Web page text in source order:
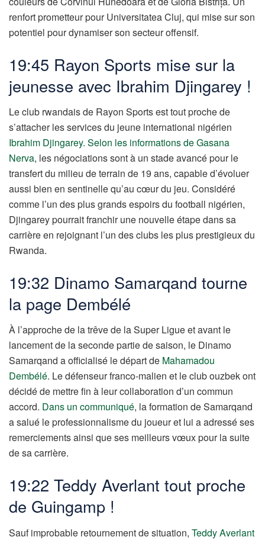
renfort prometteur pour Universitatea Cluj, qui mise sur son
potentiel pour dynamiser son secteur offensif.
19:45 Rayon Sports mise sur la
jeunesse avec Ibrahim Djingarey !
Le club rwandais de Rayon Sports est tout proche de
s’attacher les services du jeune international nigérien
Ibrahim Djingarey. Selon les informations de Gasana
Nerva, les négociations sont à un stade avancé pour le
transfert du milieu de terrain de 19 ans, capable d’évoluer
aussi bien en sentinelle qu’au cœur du jeu. Considéré
comme l’un des plus grands espoirs du football nigérien,
Djingarey pourrait franchir une nouvelle étape dans sa
carrière en rejoignant l’un des clubs les plus prestigieux du
Rwanda.
19:32 Dinamo Samarqand tourne
la page Dembélé
À l’approche de la trêve de la Super Ligue et avant le
lancement de la seconde partie de saison, le Dinamo
Samarqand a officialisé le départ de Mahamadou
Dembélé. Le défenseur franco-malien et le club ouzbek ont
décidé de mettre fin à leur collaboration d’un commun
accord. Dans un communiqué, la formation de Samarqand
a salué le professionnalisme du joueur et lui a adressé ses
remerciements ainsi que ses meilleurs vœux pour la suite
de sa carrière.
19:22 Teddy Averlant tout proche
de Guingamp !
Sauf improbable retournement de situation, Teddy Averlant